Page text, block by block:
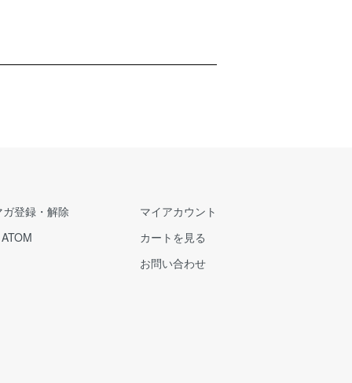
ガ登録・解除
ATOM
マイアカウント
カートを見る
お問い合わせ